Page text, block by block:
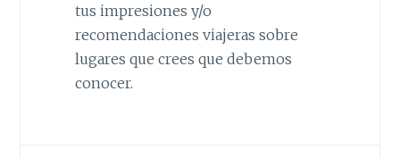
tus impresiones y/o
recomendaciones viajeras sobre
lugares que crees que debemos
conocer.